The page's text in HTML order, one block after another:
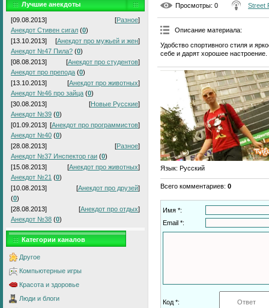
Лучшие анекдоты
[09.08.2013] [Разное]
Анекдот Стивен сигал (0)
[13.10.2013]
[Анекдот про мужьей и жен]
Анекдот №47 Пила? (0)
[08.08.2013]
[Анекдот про студентов]
Анекдот про препода (0)
[13.10.2013]
[Анекдот про животных]
Анекдот №46 про зайца (0)
[30.08.2013]
[Новые Русские]
Анекдот №39 (0)
[01.09.2013] [Анекдот про программистов]
Анекдот №40 (0)
[28.08.2013]
[Разное]
Анекдот №37 Инспектор гаи (0)
[15.08.2013]
[Анекдот про животных]
Анекдот №21 (0)
[10.08.2013]
[Анекдот про друзей]
(0)
[28.08.2013]
[Анекдот про отдых]
Анекдот №38 (0)
Категории каналов
Другое
Компьютерные игры
Красота и здоровье
Люди и блоги
Просмотры: 0 Street
Описание материала:
Удобство спортивного стиля и
себе и дарят хорошее настроение.
Язык: Русский
Всего комментариев: 0
Имя *:
Email *:
Код *: